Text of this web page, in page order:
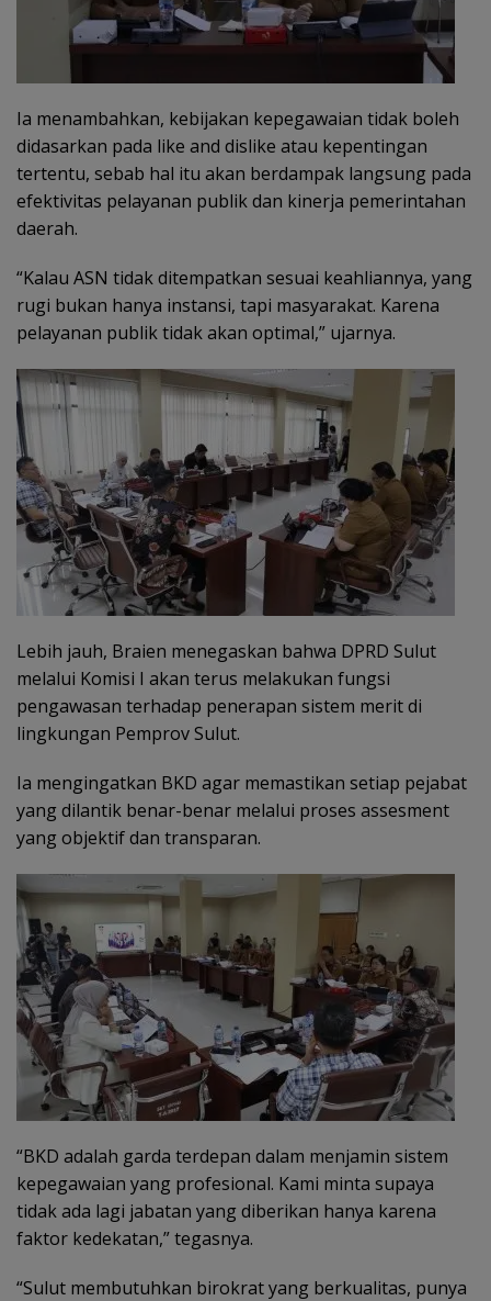
Ia menambahkan, kebijakan kepegawaian tidak boleh
didasarkan pada like and dislike atau kepentingan
tertentu, sebab hal itu akan berdampak langsung pada
efektivitas pelayanan publik dan kinerja pemerintahan
daerah.
“Kalau ASN tidak ditempatkan sesuai keahliannya, yang
rugi bukan hanya instansi, tapi masyarakat. Karena
pelayanan publik tidak akan optimal,” ujarnya.
Lebih jauh, Braien menegaskan bahwa DPRD Sulut
melalui Komisi I akan terus melakukan fungsi
pengawasan terhadap penerapan sistem merit di
lingkungan Pemprov Sulut.
Ia mengingatkan BKD agar memastikan setiap pejabat
yang dilantik benar-benar melalui proses assesment
yang objektif dan transparan.
“BKD adalah garda terdepan dalam menjamin sistem
kepegawaian yang profesional. Kami minta supaya
tidak ada lagi jabatan yang diberikan hanya karena
faktor kedekatan,” tegasnya.
“Sulut membutuhkan birokrat yang berkualitas, punya